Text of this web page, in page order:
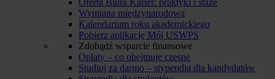
Oferta Biura Karier: praktyki i staże
Wymiana międzynarodowa
Kalendarium roku akademickiego
Pobierz aplikację Mój USWPS
Zdobądź wsparcie finansowe
Opłaty – co obejmuje czesne
Studiuj za darmo – stypendia dla kandydatów